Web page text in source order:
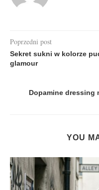
Poprzedni post
Sekret sukni w kolorze
glamour
Dopamine dressing
YOU